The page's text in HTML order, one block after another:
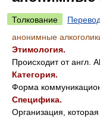
Толкование
Перевод
анонимные
Этимология.
Происходит от англ.
Категория.
Форма
Специфика.
Организация,